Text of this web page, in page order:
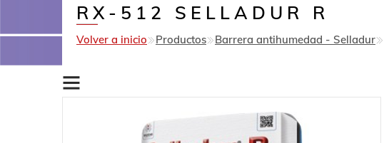
RX-512 SELLADUR R
Volver a inicio Productos Barrera antihumedad - Selladur